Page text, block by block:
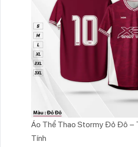
Áo Thể Thao Stormy Đỏ Đô –
Tính